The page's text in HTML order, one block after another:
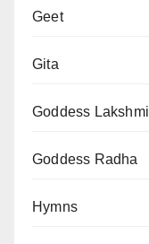
Geet
Gita
Goddess Lakshmi
Goddess Radha
Hymns